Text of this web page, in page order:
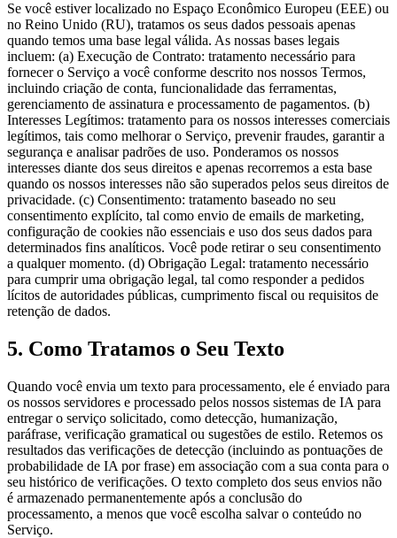
Se você estiver localizado no Espaço Econômico Europeu (EEE) ou
no Reino Unido (RU), tratamos os seus dados pessoais apenas
quando temos uma base legal válida. As nossas bases legais
incluem: (a) Execução de Contrato: tratamento necessário para
fornecer o Serviço a você conforme descrito nos nossos Termos,
incluindo criação de conta, funcionalidade das ferramentas,
gerenciamento de assinatura e processamento de pagamentos. (b)
Interesses Legítimos: tratamento para os nossos interesses comerciais
legítimos, tais como melhorar o Serviço, prevenir fraudes, garantir a
segurança e analisar padrões de uso. Ponderamos os nossos
interesses diante dos seus direitos e apenas recorremos a esta base
quando os nossos interesses não são superados pelos seus direitos de
privacidade. (c) Consentimento: tratamento baseado no seu
consentimento explícito, tal como envio de emails de marketing,
configuração de cookies não essenciais e uso dos seus dados para
determinados fins analíticos. Você pode retirar o seu consentimento
a qualquer momento. (d) Obrigação Legal: tratamento necessário
para cumprir uma obrigação legal, tal como responder a pedidos
lícitos de autoridades públicas, cumprimento fiscal ou requisitos de
retenção de dados.
5. Como Tratamos o Seu Texto
Quando você envia um texto para processamento, ele é enviado para
os nossos servidores e processado pelos nossos sistemas de IA para
entregar o serviço solicitado, como detecção, humanização,
paráfrase, verificação gramatical ou sugestões de estilo. Retemos os
resultados das verificações de detecção (incluindo as pontuações de
probabilidade de IA por frase) em associação com a sua conta para o
seu histórico de verificações. O texto completo dos seus envios não
é armazenado permanentemente após a conclusão do
processamento, a menos que você escolha salvar o conteúdo no
Serviço.